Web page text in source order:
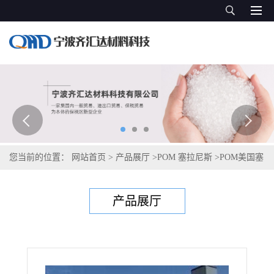
您当前的位置： 网站首页 > 产品展厅 >POM 塞拉尼斯 >POM美国塞
产品展厅